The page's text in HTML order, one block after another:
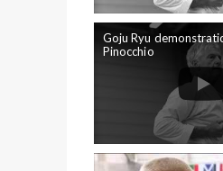
Goju Ryu
Pinocchio